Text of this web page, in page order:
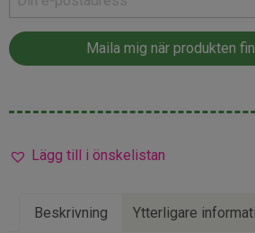
Lägg till i önskelistan
Beskrivning Ytterligare